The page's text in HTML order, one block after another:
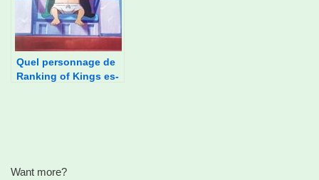
Quel personnage de
Ranking of Kings es-
Want more?